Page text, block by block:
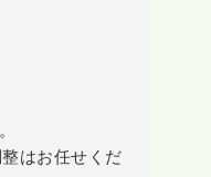
はお任せくだ